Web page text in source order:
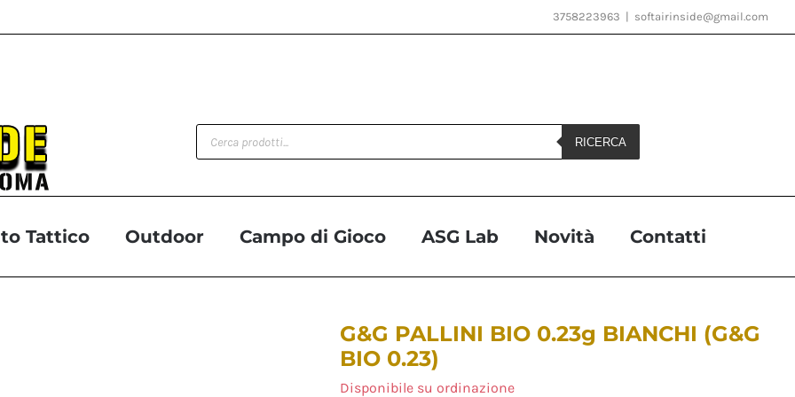
3758223963 softairinside@gmail.com
Products
search
RICERCA
Tattico Outdoor Campo di Gioco ASG Lab Novità Contatti
G&G PALLINI BIO 0.23g BIANCHI (G&G
BIO 0.23)
Disponibile su ordinazione